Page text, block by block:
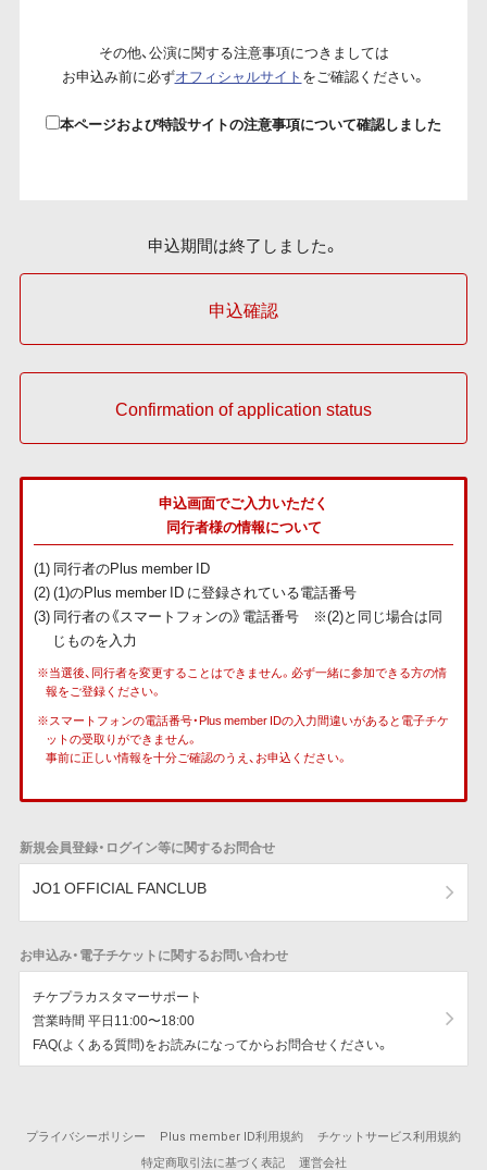
その他、公演に関する注意事項につきましては
お申込み前に必ずオフィシャルサイト をご確認ください。
本ページおよび特設サイトの注意事項について確認しました
申込期間は終了しました。
申込確認
Confirmation of application status
申込画面でご入力いただく
同行者様の情報について
(1) 同行者のPlus member ID
(2) (1)のPlus member ID に登録されている電話番号
(3) 同行者の《スマートフォンの》電話番号 ※(2)と同じ場合は同
じものを入力
※当選後、同行者を変更することはできません。必ず一緒に参加できる方の情
報をご登録ください。
※スマートフォンの電話番号・Plus member IDの入力間違いがあると電子チケ
ットの受取りができません。
事前に正しい情報を十分ご確認のうえ、お申込ください。
新規会員登録・ログイン等に関するお問合せ
JO1 OFFICIAL FANCLUB
お申込み・電子チケットに関するお問い合わせ
チケプラカスタマーサポート
営業時間 平日11:00〜18:00
FAQ(よくある質問)をお読みになってからお問合せください。
プライバシーポリシー Plus member ID利用規約
チケットサービス利用規約
特定商取引法に基づく表記
運営会社